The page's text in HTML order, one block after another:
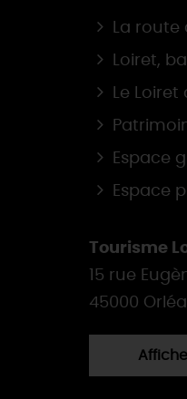
La route
Loiret,
Le Loiret
Espace
Espace
Tourisme
15 rue
45000